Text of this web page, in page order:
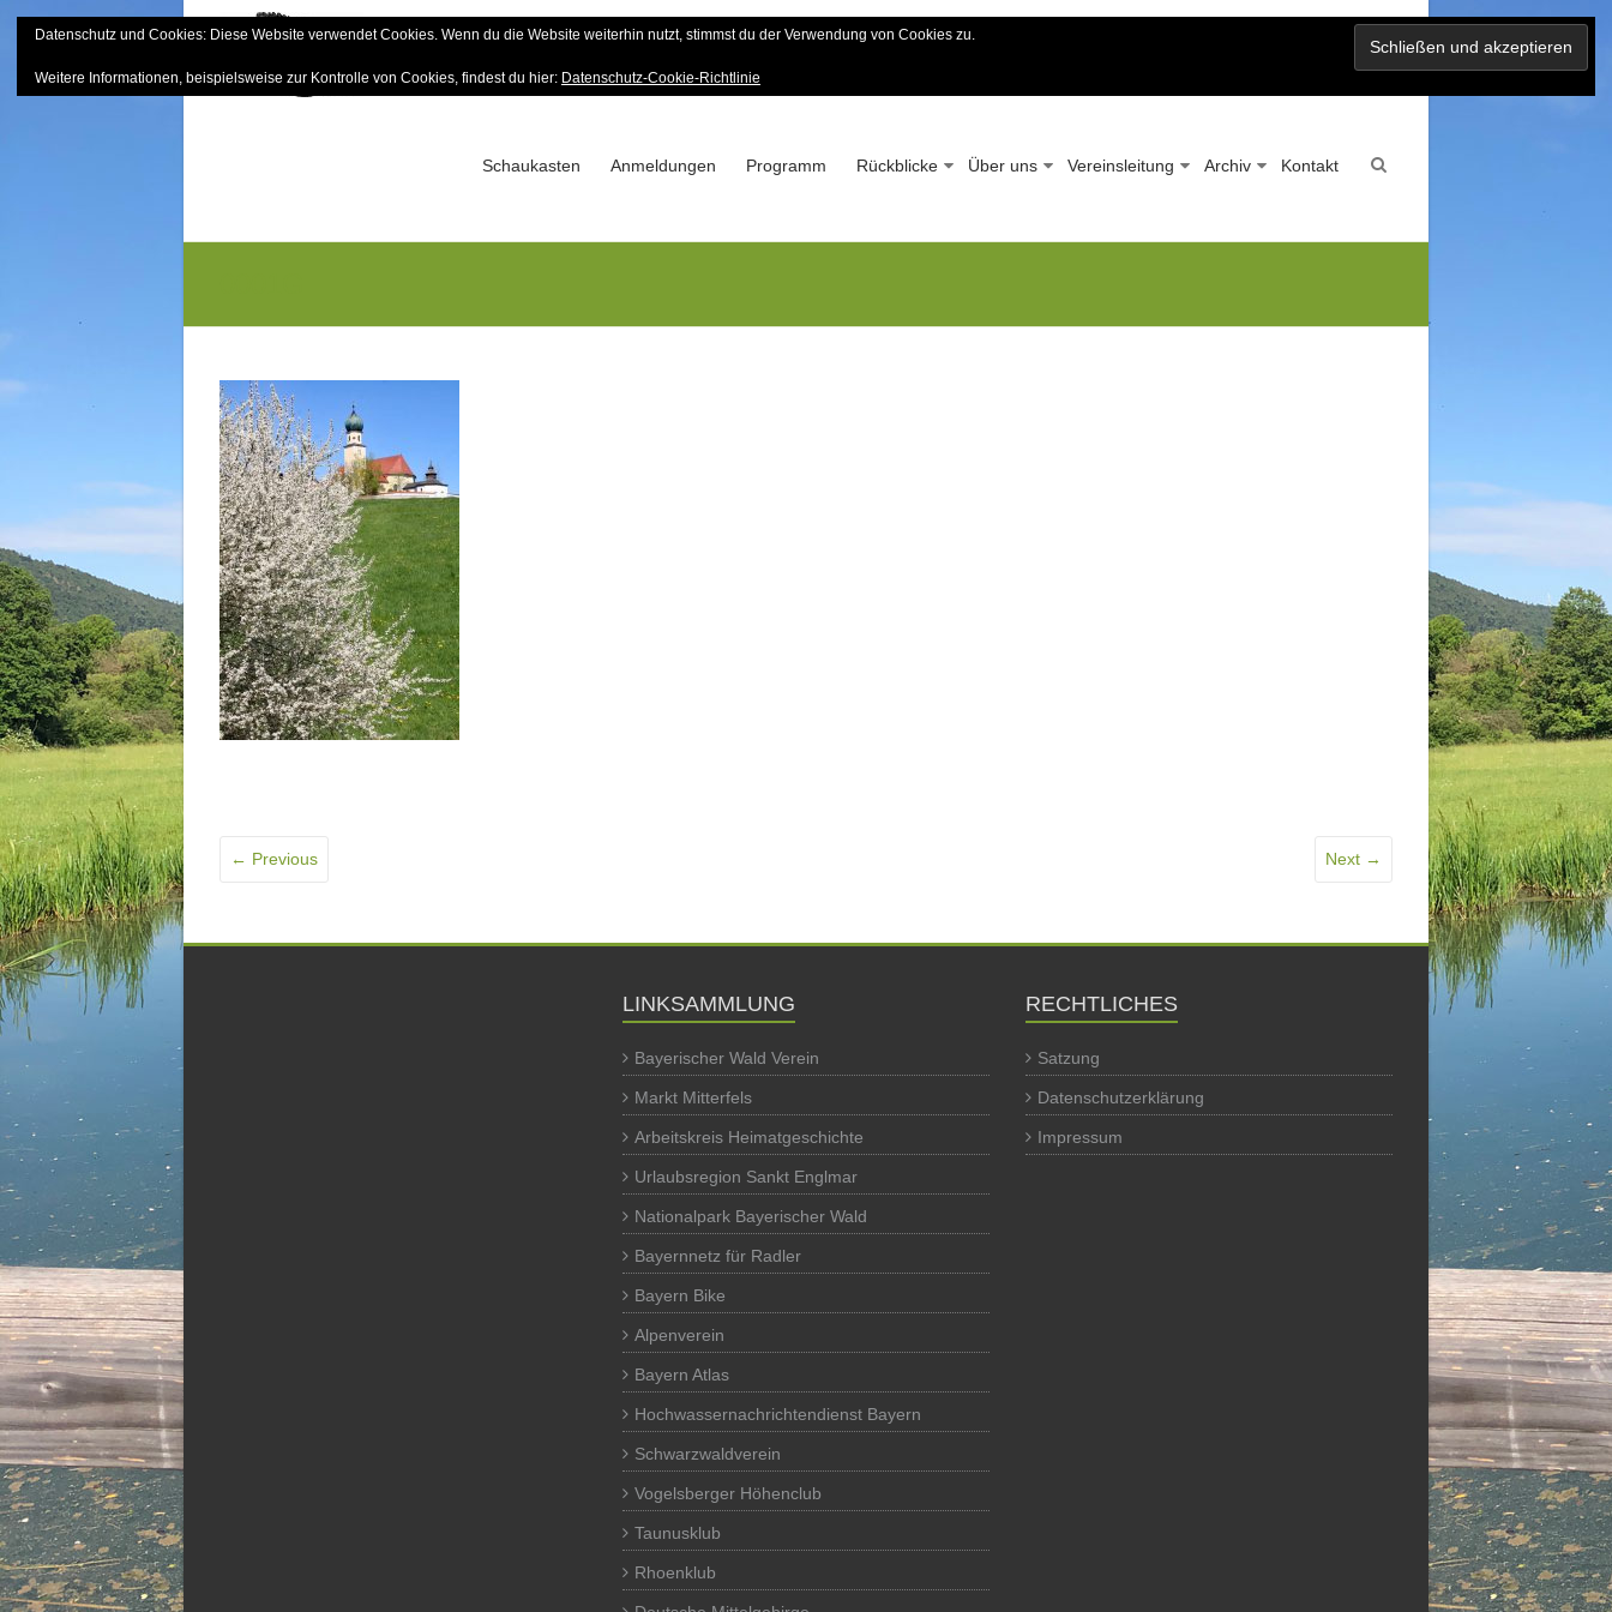
to
Bayerischer Wald-Verein
Sektion Mitterfels e.V. – Seit 1963
Schaukasten Anmeldungen Programm Rückblicke Über uns Vereinsleitung Archiv Kontakt
← Previous Next →
LINKSAMMLUNG
Bayerischer Wald Verein
Markt Mitterfels
Arbeitskreis Heimatgeschichte
Urlaubsregion Sankt Englmar
Nationalpark Bayerischer Wald
Bayernnetz für Radler
Bayern Bike
Alpenverein
Bayern Atlas
Hochwassernachrichtendienst Bayern
Schwarzwaldverein
Vogelsberger Höhenclub
Taunusklub
Rhoenklub
RECHTLICHES
Satzung
Datenschutzerklärung
Impressum
Datenschutz und Cookies: Diese Website verwendet Cookies. Wenn du die Website weiterhin nutzt, stimmst du der Verwendung von Cookies zu.
Weitere Informationen, beispielsweise zur Kontrolle von Cookies, findest du hier: Datenschutz-Cookie-Richtlinie